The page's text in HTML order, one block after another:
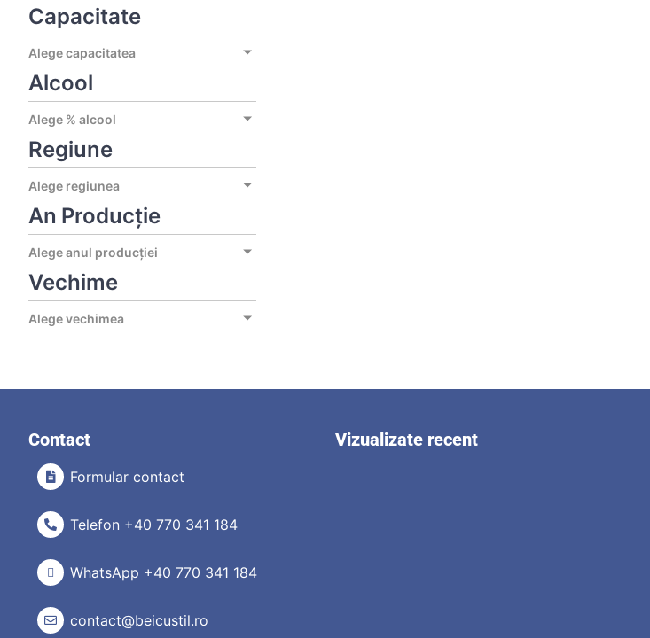
Capacitate
Alege capacitatea
Alcool
Alege % alcool
Regiune
Alege regiunea
An Producție
Alege anul producției
Vechime
Alege vechimea
Contact
Formular contact
Telefon +40 770 341 184
WhatsApp +40 770 341 184
contact@beicustil.ro
Vizualizate recent